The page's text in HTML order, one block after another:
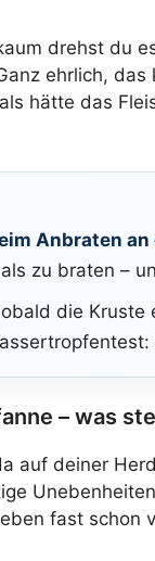
drehst du
ehrlich,
hätte das
Anbraten
als zu braten –
die
– was
auf deiner
fast schon